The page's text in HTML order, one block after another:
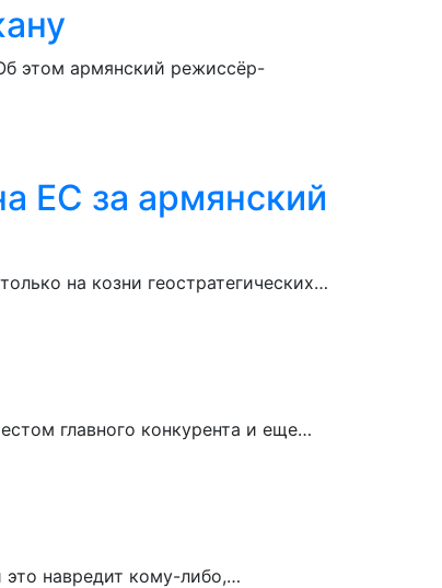
этом армянский режиссёр-
ЕС за армянский
на козни геостратегических…
главного конкурента и еще…
навредит кому-либо,…